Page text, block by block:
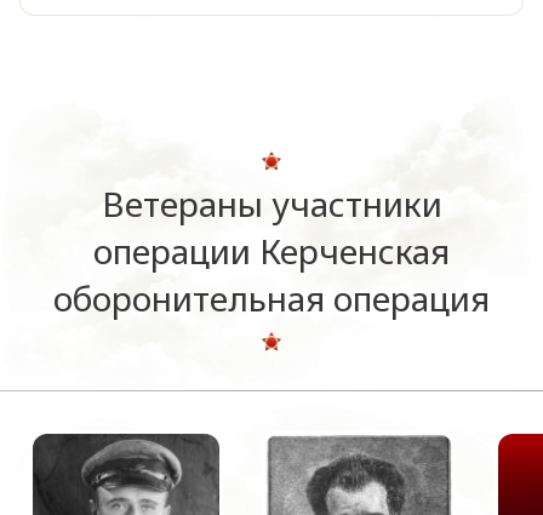
Ветераны участники
операции Керченская
оборонительная операция